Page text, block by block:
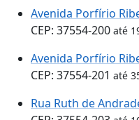
Avenida Porfírio
CEP: 37554-200 até
Avenida Porfírio
CEP: 37554-201 até
Rua Ruth de